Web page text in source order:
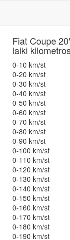
Fiat Coupe
laiki
0-10 km/st
0-20 km/st
0-30 km/st
0-40 km/st
0-50 km/st
0-60 km/st
0-70 km/st
0-80 km/st
0-90 km/st
0-100 km/st
0-110 km/st
0-120 km/st
0-130 km/st
0-140 km/st
0-150 km/st
0-160 km/st
0-170 km/st
0-180 km/st
0-190 km/st